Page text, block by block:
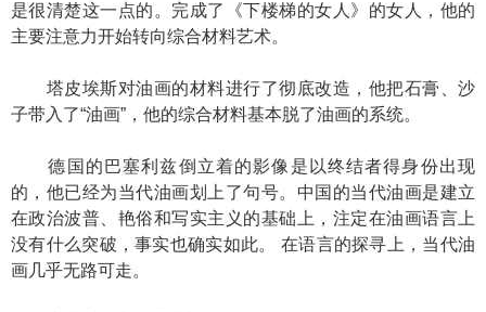
是很清楚这一点的。完成了《下楼梯的女人》的女人，他的
主要注意力开始转向综合材料艺术。
塔皮埃斯对油画的材料进行了彻底改造，他把石膏、沙
子带入了“油画”，他的综合材料基本脱了油画的系统。
德国的巴塞利兹倒立着的影像是以终结者得身份出现
的，他已经为当代油画划上了句号。中国的当代油画是建立
在政治波普、艳俗和写实主义的基础上，注定在油画语言上
没有什么突破，事实也确实如此。 在语言的探寻上，当代油
画几乎无路可走。